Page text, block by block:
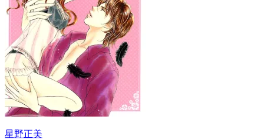
星野正美